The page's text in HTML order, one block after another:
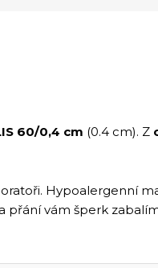
60/0,4 cm (0.4 cm). Z
Hypoalergenní
přání vám šperk